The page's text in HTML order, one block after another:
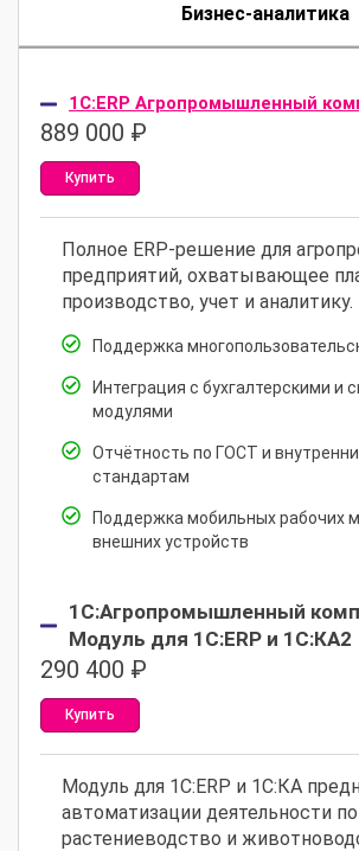
Бизнес-аналитика
1С:ERP Агропромышленный
889 000 ₽
Купить
Полное ERP-решение для
предприятий, охватывающее
производство, учет и аналитику.
Поддержка
Интеграция с бухгалтерскими и
модулями
Отчётность по ГОСТ и
стандартам
Поддержка мобильных рабочих
внешних устройств
1С:Агропромышленный
Модуль для 1С:ERP и 1С:КА2
290 400 ₽
Купить
Модуль для 1С:ERP и 1С:КА
автоматизации деятельности
растениеводство и